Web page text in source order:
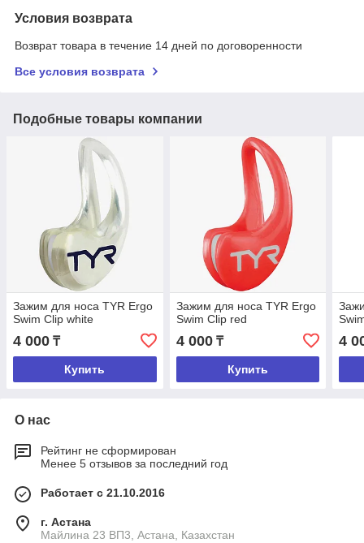
Условия возврата
Возврат товара в течение 14 дней по договоренности
Все условия возврата
Подобные товары компании
Зажим для носа TYR Ergo
Swim Clip white
4 000 ₸
Купить
Зажим для носа TYR Ergo
Swim Clip red
4 000₸
Купить
4
О нас
Рейтинг не сформирован
Менее 5 отзывов за последний год
Работает с 21.10.2016
г. Астана
Майлина 23 ВП3, Астана, Казахстан